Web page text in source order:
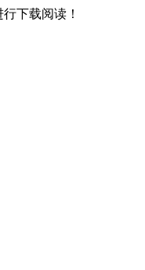
下载阅读！